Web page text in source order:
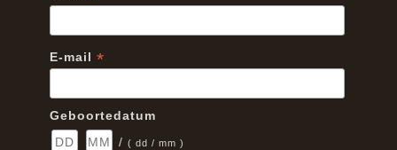
E-mail *
Geboortedatum
/ ( dd / mm )